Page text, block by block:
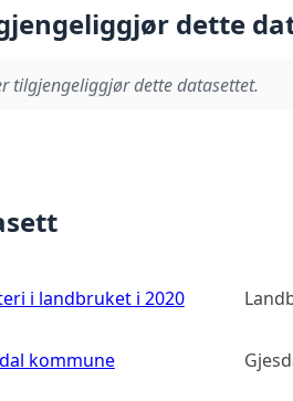
dette
tilgjengeliggjør dette datasettet.
i landbruket i 2020
kommune